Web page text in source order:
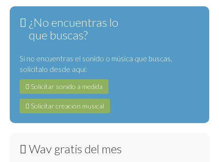
¿No encuentras lo
que buscas?
Si no encuentras el sonido o música que buscas,
solicítalo desde aquí:
Solicitar sonido a medida
Solicitar creación musical
Wav gratis del mes